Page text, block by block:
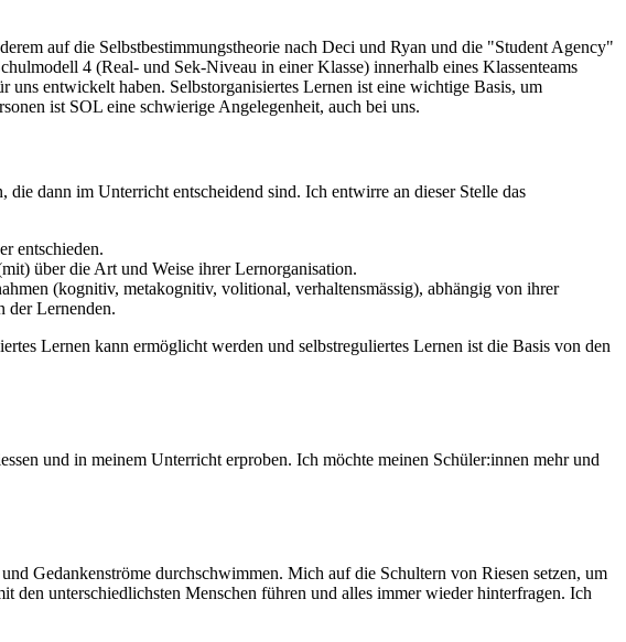
auf die Selbstbestimmungstheorie nach Deci und Ryan und die "Student Agency"
4 (Real- und Sek-Niveau in einer Klasse) innerhalb eines Klassenteams
entwickelt haben. Selbstorganisiertes Lernen ist eine wichtige Basis, um
ist SOL eine schwierige Angelegenheit, auch bei uns.
dann im Unterricht entscheidend sind. Ich entwirre an dieser Stelle das
entschieden.
über die Art und Weise ihrer Lernorganisation.
(kognitiv, metakognitiv, volitional, verhaltensmässig), abhängig von ihrer
der Lernenden.
Lernen kann ermöglicht werden und selbstreguliertes Lernen ist die Basis von den
und in meinem Unterricht erproben. Ich möchte meinen Schüler:innen mehr und
Gedankenströme durchschwimmen. Mich auf die Schultern von Riesen setzen, um
unterschiedlichsten Menschen führen und alles immer wieder hinterfragen. Ich